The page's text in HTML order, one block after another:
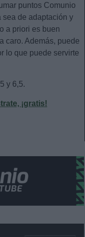
puntos Comunio
sea de adaptación y
a priori es buen
caro. Además, puede
lo que puede servirte
y 6,5.
¡gratis!